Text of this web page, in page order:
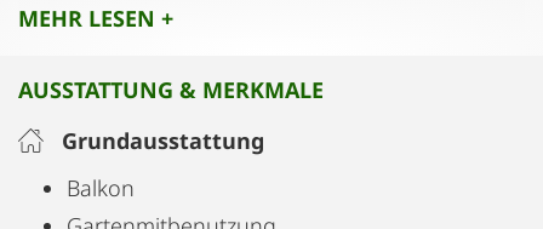
Matratzen sind neu, die Wohnung wurde 2018
eine große Wiese für die Morgenrunde (ca. 30
Min. einmal rum), auch etliche kleinere Bergtouren
sind fußläufig erreichbar. Parken kann man vor
dem Haus, es ist allerdings kein extra Stellplatz
MEHR LESEN +
AUSSTATTUNG & MERKMALE
Grundausstattung
Balkon